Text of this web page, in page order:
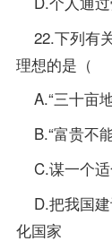
22.下列有
理想的是
A.“三十亩
B.“富贵不
C.谋一个适
D.把我国建
化国家